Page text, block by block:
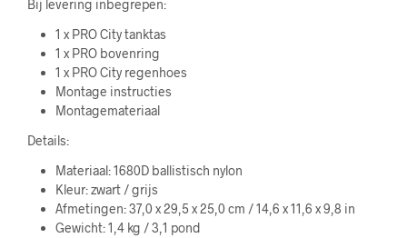
Bij levering inbegrepen:
1 x PRO City tanktas
1 x PRO bovenring
1 x PRO City regenhoes
Montage instructies
Montagemateriaal
Details:
Materiaal: 1680D ballistisch nylon
Kleur: zwart / grijs
Afmetingen: 37,0 x 29,5 x 25,0 cm / 14,6 x 11,6 x 9,8 in
Gewicht: 1,4 kg / 3,1 pond